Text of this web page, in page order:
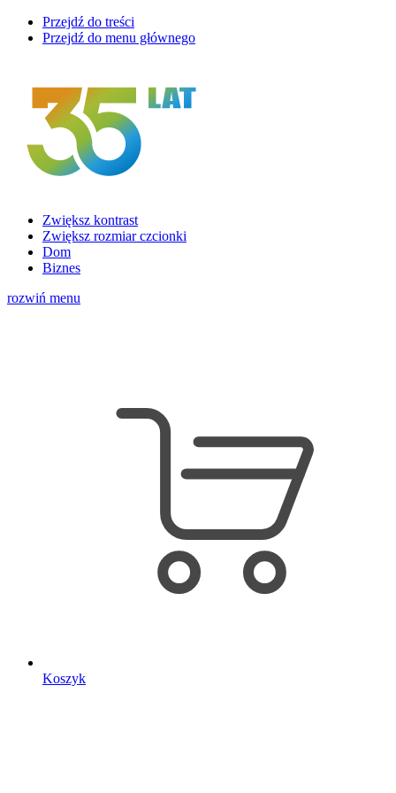
Przejdź do treści
Przejdź do menu głównego
Zwiększ kontrast
Zwiększ rozmiar czcionki
Dom
Biznes
rozwiń menu
Koszyk